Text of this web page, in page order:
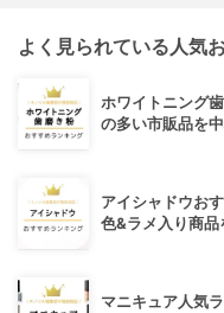
よく見られている人気
ホワイトニング
の多い市販品を
アイシャドウお
色&ラメ入り商品
マニキュア人気